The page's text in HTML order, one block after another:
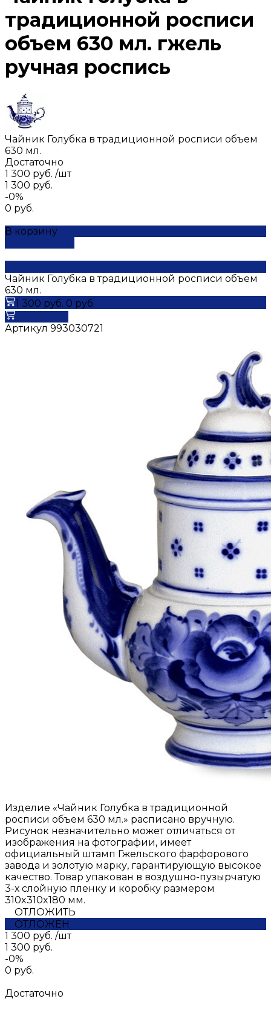
традиционной росписи
объем 630 мл. гжель
ручная роспись
Чайник Голубка в традиционной росписи объем
630 мл.
Достаточно
1 300 руб. /шт
1 300 руб.
-0%
0 руб.
В корзину
Чайник Голубка в традиционной росписи объем
630 мл.
1 300 руб. 0 руб.
Артикул 993030721
Изделие «Чайник Голубка в традиционной
росписи объем 630 мл.» расписано вручную.
Рисунок незначительно может отличаться от
изображения на фотографии, имеет
официальный штамп Гжельского фарфорового
завода и золотую марку, гарантирующую высокое
качество. Товар упакован в воздушно-пузырчатую
3-х слойную пленку и коробку размером
310x310x180 мм.
ОТЛОЖИТЬ
ОТЛОЖЕН
1 300 руб. /шт
1 300 руб.
-0%
0 руб.
Достаточно